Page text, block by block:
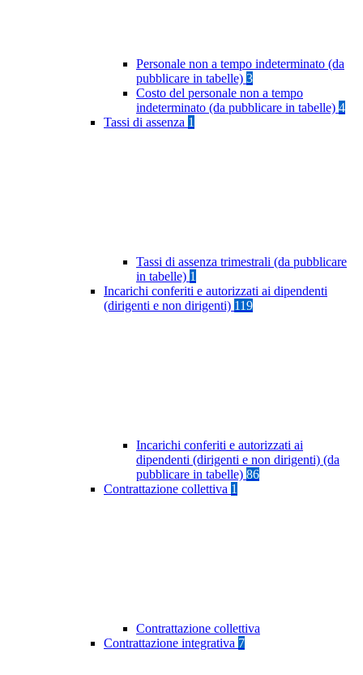
Personale non a tempo indeterminato (da
pubblicare in tabelle) 3
Costo del personale non a tempo
indeterminato (da pubblicare in tabelle) 4
Tassi di assenza 1
Tassi di assenza trimestrali (da pubblicare
in tabelle) 1
Incarichi conferiti e autorizzati ai dipendenti
(dirigenti e non dirigenti) 119
Incarichi conferiti e autorizzati ai
dipendenti (dirigenti e non dirigenti) (da
pubblicare in tabelle) 86
Contrattazione collettiva 1
Contrattazione collettiva
Contrattazione integrativa 7